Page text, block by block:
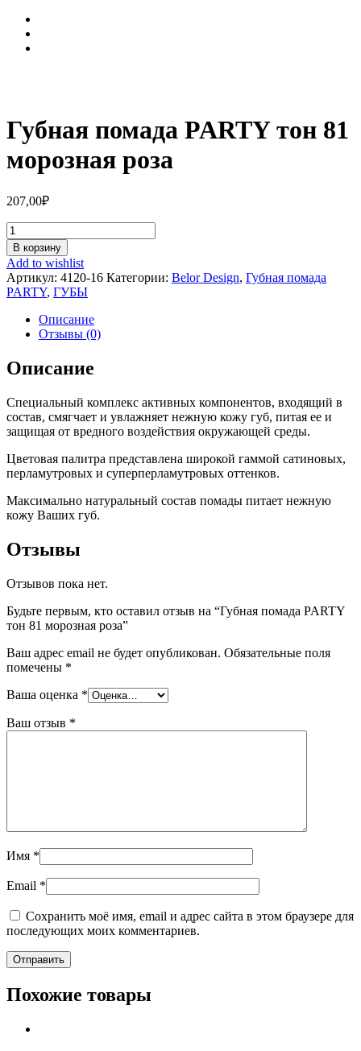
Губная помада PARTY тон 81
морозная роза
207,00₽
Количество
Губная
помада
PARTY
тон
81
морозная
роза
В корзину
Add to wishlist
Артикул: 4120-16 Категории: Belor Design, Губная помада
PARTY, ГУБЫ
Описание
Отзывы (0)
Описание
Специальный комплекс активных компонентов, входящий в
состав, смягчает и увлажняет нежную кожу губ, питая ее и
защищая от вредного воздействия окружающей среды.
Цветовая палитра представлена широкой гаммой сатиновых,
перламутровых и суперперламутровых оттенков.
Максимально натуральный состав помады питает нежную
кожу Ваших губ.
Отзывы
Отзывов пока нет.
Будьте первым, кто оставил отзыв на “Губная помада PARTY
тон 81 морозная роза”
Ваш адрес email не будет опубликован. Обязательные поля
помечены *
Ваша оценка *
Ваш отзыв *
Имя *
Email *
Сохранить моё имя, email и адрес сайта в этом браузере для
последующих моих комментариев.
Похожие товары